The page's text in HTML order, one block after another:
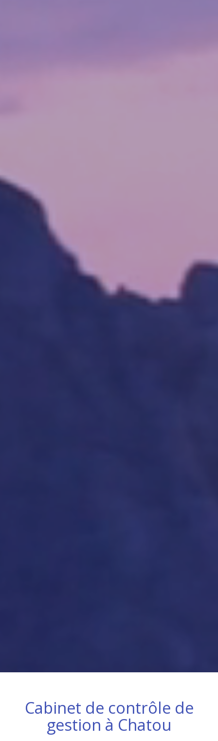
Cabinet de contrôle de
gestion à Chatou